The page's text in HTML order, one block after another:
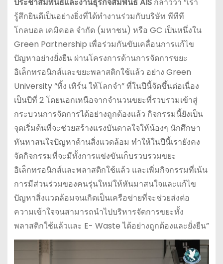
รู้สึกยินดีเป็นอย่างยิ่งที่ได้ทำงานร่วมกับบริษัท พีทีที
โกลบอล เคมิคอล จำกัด (มหาชน) หรือ GC เป็นหนึ่งใน
Green Partnership เพื่อร่วมกันขับเคลื่อนการแก้ไข
ปัญหาอย่างยั่งยืน ผ่านโครงการด้านการจัดการขยะ
อิเล็กทรอนิกส์และขยะพลาสติกใช้แล้ว อย่าง Green
University “ทิ้ง เทิร์น ให้โลกจำ” ที่ในปีนี้จัดขึ้นต่อเนื่อง
เป็นปีที่ 2 โดยนอกเหนือจากจำนวนขยะที่รวบรวมเข้าสู่
กระบวนการจัดการได้อย่างถูกต้องแล้ว กิจกรรมนี้ยังเป็น
จุดเริ่มต้นที่จะช่วยสร้างแรงบันดาลใจให้น้องๆ นักศึกษา
หันหาสนใจปัญหาด้านสิ่งแวดล้อม ทำให้ในปีนี้เรายังคง
จัดกิจกรรมที่จะมีทั้งการแข่งขันเก็บรวบรวมขยะ
อิเล็กทรอนิกส์และพลาสติกใช้แล้ว และเพิ่มกิจกรรมที่เน้น
การมีส่วนร่วมของคนรุ่นใหม่ให้หันมาสนใจและแก้ไข
ปัญหาสิ่งแวดล้อมจนเกิดเป็นเครือข่ายที่จะช่วยส่งต่อ
ความเข้าใจจนสามารถนำไปบริหารจัดการขยะทั้ง
พลาสติกใช้แล้วและ E- Waste ได้อย่างถูกต้องและยั่งยืน”